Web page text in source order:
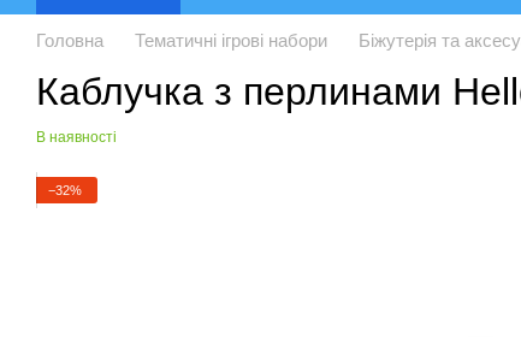
Головна Тематичні ігрові набори Біжутерія та
Каблучка з перлинами
В наявності
−32%